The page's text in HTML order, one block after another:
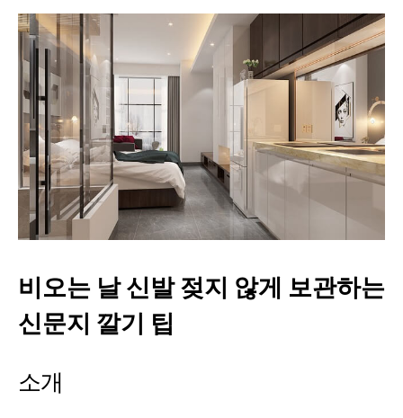
비오는 날 신발 젖지 않게 보관하는
신문지 깔기 팁
소개